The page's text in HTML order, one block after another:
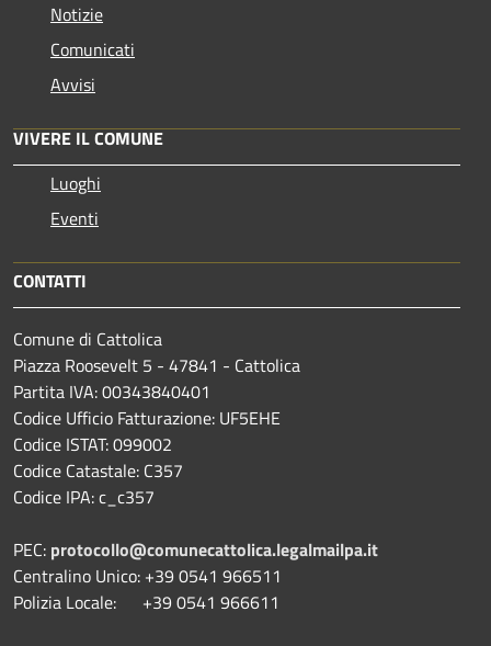
Notizie
Comunicati
Avvisi
VIVERE IL COMUNE
Luoghi
Eventi
CONTATTI
Comune di Cattolica
Piazza Roosevelt 5 - 47841 - Cattolica
Partita IVA: 00343840401
Codice Ufficio Fatturazione: UF5EHE
Codice ISTAT: 099002
Codice Catastale: C357
Codice IPA: c_c357
PEC: protocollo@comunecattolica.legalmailpa.it
Centralino Unico: +39 0541 966511
Polizia Locale: +39 0541 966611